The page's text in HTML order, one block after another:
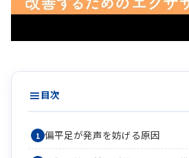
目次
偏平足が発声を妨げる原因